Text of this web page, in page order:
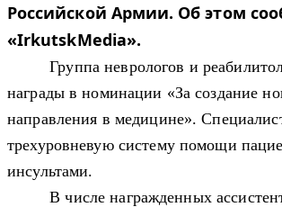
Российской Армии. Об этом
«IrkutskMedia».
Группа неврологов и
награды в номинации «За создание
направления в медицине».
трехуровневую систему помощи
инсультами.
В числе награжденных